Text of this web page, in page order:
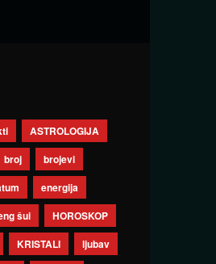
ASTROLOGIJA
broj
brojevi
energija
šui
HOROSKOP
KRISTALI
ljubav